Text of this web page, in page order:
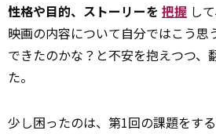
性格や目的、ストーリーを 把握 し
映画の内容について自分ではこう思
できたのかな？と不安を抱えつつ、
た。
少し困ったのは、第1回の課題をす